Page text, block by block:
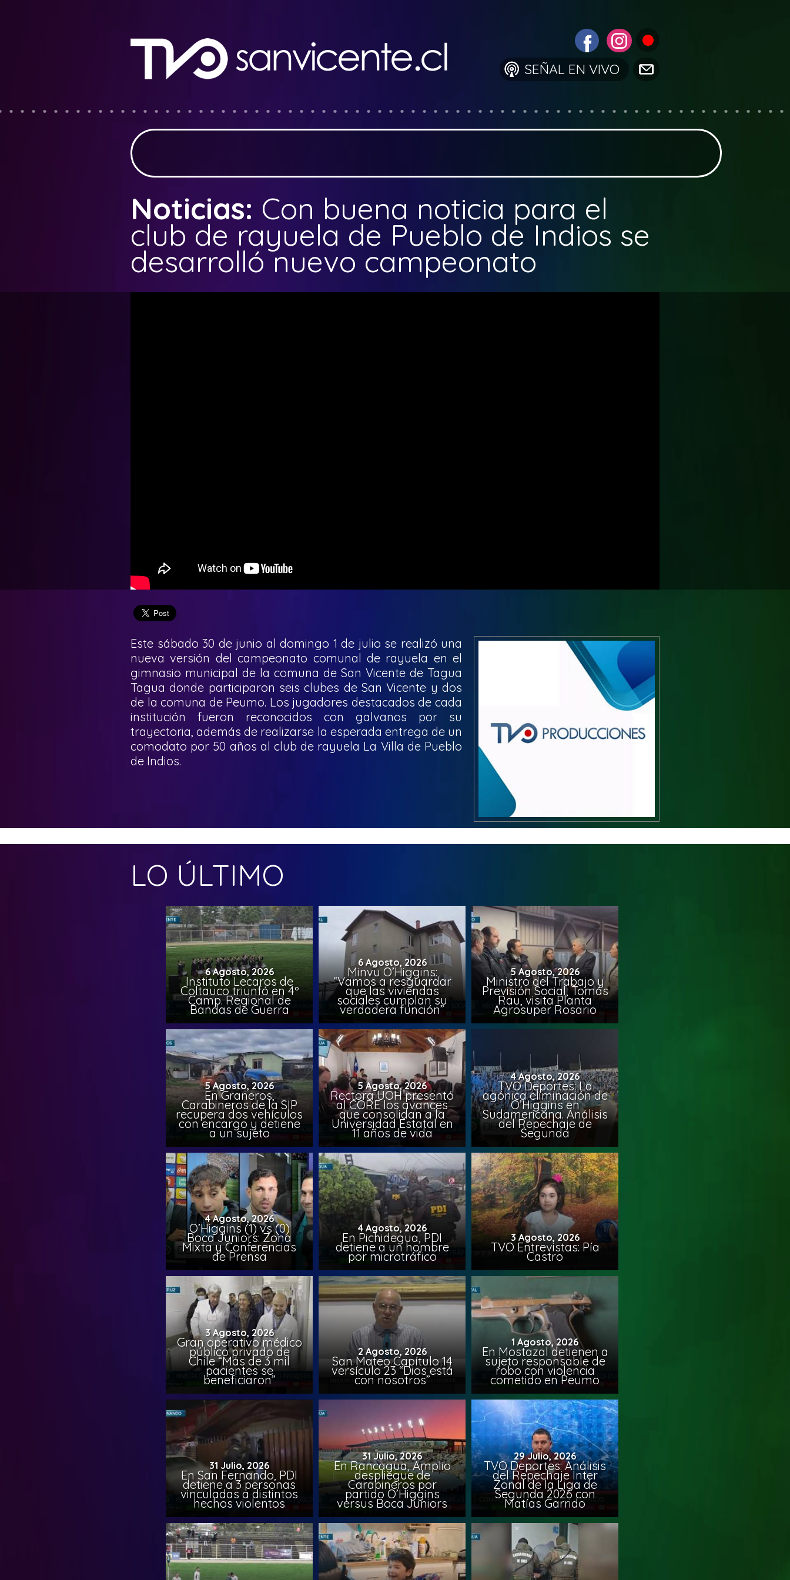
SEÑAL EN VIVO
Noticias: Con buena noticia para el
club de rayuela de Pueblo de Indios se
desarrolló nuevo campeonato
Este sábado 30 de junio al domingo 1 de julio se realizó una
nueva versión del campeonato comunal de rayuela en el
gimnasio municipal de la comuna de San Vicente de Tagua
Tagua donde participaron seis clubes de San Vicente y dos
de la comuna de Peumo. Los jugadores destacados de cada
institución fueron reconocidos con galvanos por su
trayectoria, además de realizarse la esperada entrega de un
comodato por 50 años al club de rayuela La Villa de Pueblo
de Indios.
LO ÚLTIMO
6 Agosto, 2026
Instituto Lecaros de
Coltauco triunfó en 4º
Camp. Regional de
Bandas de Guerra
6 Agosto, 2026
Minvu O’Higgins:
“Vamos a resguardar
que las viviendas
sociales cumplan su
verdadera función”
5 Agosto, 2026
Ministro del Trabajo y
Previsión Social, Tomás
Rau, visita Planta
Agrosuper Rosario
5 Agosto, 2026
En Graneros,
Carabineros de la SIP
recupera dos vehículos
con encargo y detiene
a un sujeto
5 Agosto, 2026
Rectora UOH presentó
al CORE los avances
que consolidan a la
Universidad Estatal en
11 años de vida
4 Agosto, 2026
TVO Deportes: La
agónica eliminación de
O’Higgins en
Sudamericana. Análisis
del Repechaje de
Segunda
4 Agosto, 2026
O’Higgins (1) vs (0)
Boca Juniors: Zona
Mixta y Conferencias
de Prensa
4 Agosto, 2026
En Pichidegua, PDI
detiene a un hombre
por microtráfico
3 Agosto, 2026
TVO Entrevistas: Pía
Castro
3 Agosto, 2026
Gran operativo médico
público privado de
Chile “Más de 3 mil
pacientes se
beneficiaron”
2 Agosto, 2026
San Mateo Capítulo 14
versículo 23 “Dios está
con nosotros”
1 Agosto, 2026
En Mostazal detienen a
sujeto responsable de
robo con violencia
cometido en Peumo
31 Julio, 2026
En San Fernando, PDI
detiene a 3 personas
vinculadas a distintos
hechos violentos
31 Julio, 2026
En Rancagua, Amplio
despliegue de
Carabineros por
partido O’Higgins
versus Boca Juniors
29 Julio, 2026
TVO Deportes: Análisis
del Repechaje Inter
Zonal de la Liga de
Segunda 2026 con
Matías Garrido